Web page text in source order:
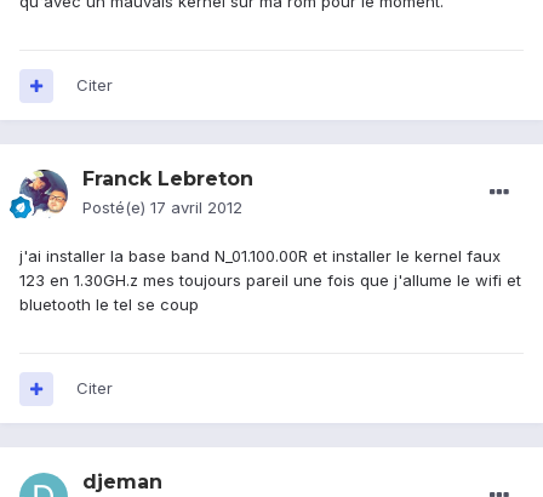
Citer
Franck Lebreton
Posté(e) 17 avril 2012
j'ai installer la base band N_01.100.00R et installer le kernel faux
123 en 1.30GH.z mes toujours pareil une fois que j'allume le wifi et
bluetooth le tel se coup
Citer
djeman